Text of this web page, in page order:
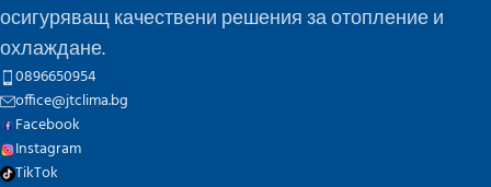
осигуряващ качествени решения за отопление и
охлаждане.
0896650954
office@jtclima.bg
Facebook
Instagram
TikTok